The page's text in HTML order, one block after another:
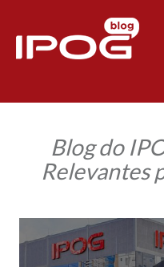
Blog do
Relevantes
Gestão
Recursos
Humanos